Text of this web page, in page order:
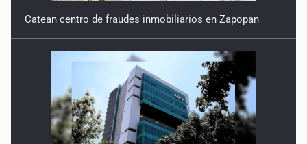
Catean centro de fraudes inmobiliarios en Zapopan